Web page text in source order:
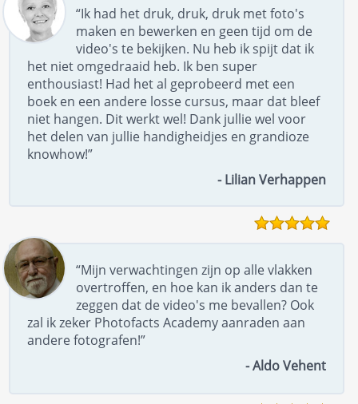
“Ik had het druk, druk, druk met foto's
maken en bewerken en geen tijd om de
video's te bekijken. Nu heb ik spijt dat ik
het niet omgedraaid heb. Ik ben super
enthousiast! Had het al geprobeerd met een
boek en een andere losse cursus, maar dat bleef
niet hangen. Dit werkt wel! Dank jullie wel voor
het delen van jullie handigheidjes en grandioze
knowhow!”
- Lilian Verhappen
“Mijn verwachtingen zijn op alle vlakken
overtroffen, en hoe kan ik anders dan te
zeggen dat de video's me bevallen? Ook
zal ik zeker Photofacts Academy aanraden aan
andere fotografen!”
- Aldo Vehent